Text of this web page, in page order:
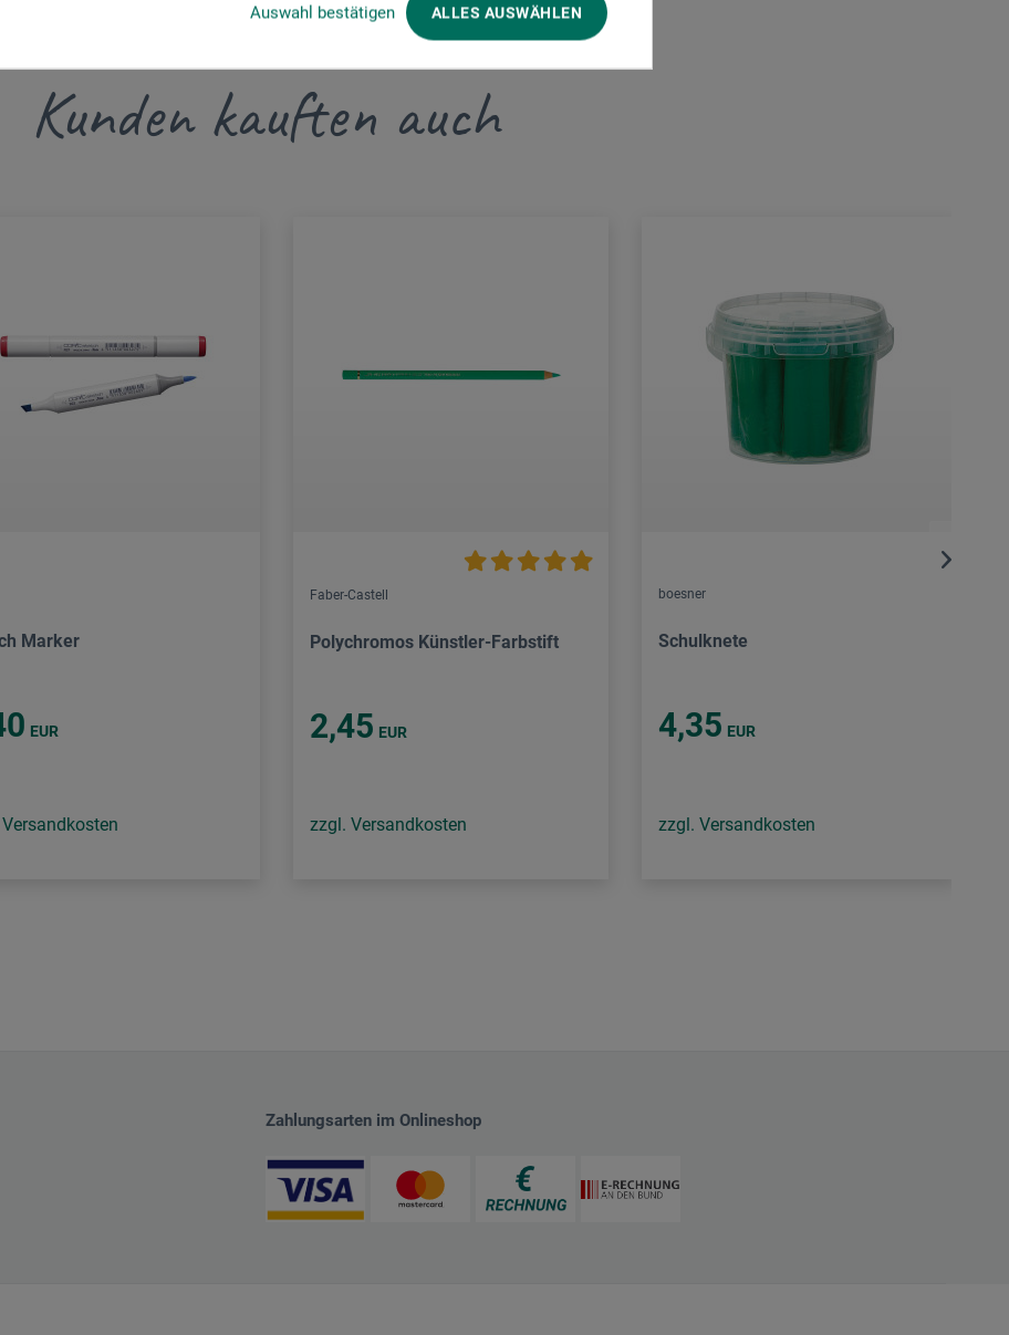
Auswahl bestätigen ALLES AUSWÄHLEN
Kunden kauften auch
Marker
EUR
Faber-Castell
Polychromos Künstler-Farbstift
2,45 EUR
zzgl. Versandkosten
boesner
Schulknete
4,35 EUR
zzgl. Versandkosten
Zahlungsarten im Onlineshop